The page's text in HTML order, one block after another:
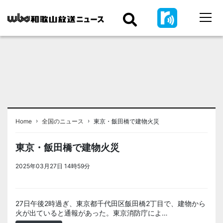
Home › 全国のニュース › 東京・飯田橋で建物火災
東京・飯田橋で建物火災
2025年03月27日 14時59分
27日午後2時過ぎ、東京都千代田区飯田橋2丁目で、建物から
火が出ていると通報があった。東京消防庁によ…